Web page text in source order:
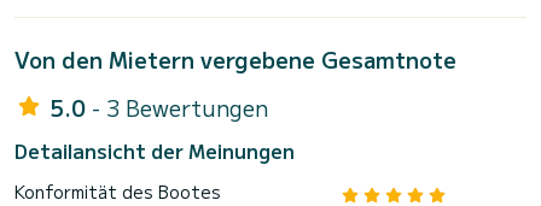
Von den Mietern vergebene Gesamtnote
5.0 - 3 Bewertungen
Detailansicht der Meinungen
Konformität des Bootes